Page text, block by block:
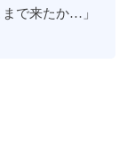
で来たか…」